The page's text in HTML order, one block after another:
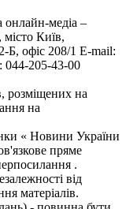
онлайн-медіа –
Київ,
офіс 208/1 E-mail:
044-205-43-00
розміщених на
на
« Новини України
пряме
.
від
матеріалів.